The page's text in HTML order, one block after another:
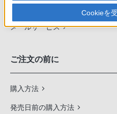
定期クーポンのプレゼントにつ
メールサービス
ご注文の前に
購入方法
発売日前の購入方法
Cookieを